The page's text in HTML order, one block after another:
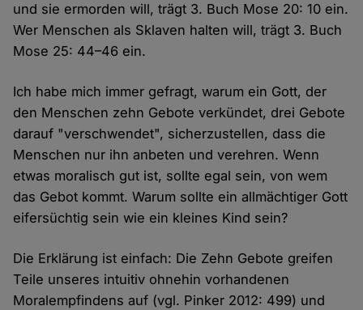
und sie ermorden will, trägt 3. Buch Mose 20: 10 ein.
Wer Menschen als Sklaven halten will, trägt 3. Buch
Mose 25: 44–46 ein.
Ich habe mich immer gefragt, warum ein Gott, der
den Menschen zehn Gebote verkündet, drei Gebote
darauf "verschwendet", sicherzustellen, dass die
Menschen nur ihn anbeten und verehren. Wenn
etwas moralisch gut ist, sollte egal sein, von wem
das Gebot kommt. Warum sollte ein allmächtiger Gott
eifersüchtig sein wie ein kleines Kind sein?
Die Erklärung ist einfach: Die Zehn Gebote greifen
Teile unseres intuitiv ohnehin vorhandenen
Moralempfindens auf (vgl. Pinker 2012: 499) und